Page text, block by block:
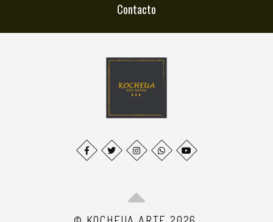
Contacto